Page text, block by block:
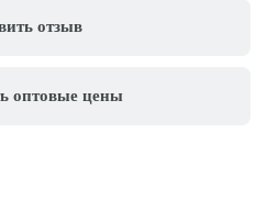
отзыв
оптовые цены